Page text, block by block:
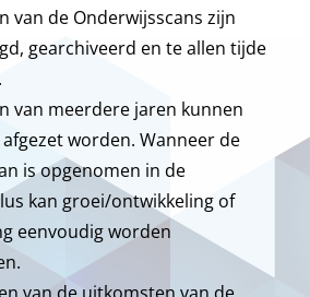
van de Onderwijsscans zijn
gearchiveerd en te allen tijde
van meerdere jaren kunnen
worden. Wanneer de
is opgenomen in de
kan groei/ontwikkeling of
eenvoudig worden
van de uitkomsten van de